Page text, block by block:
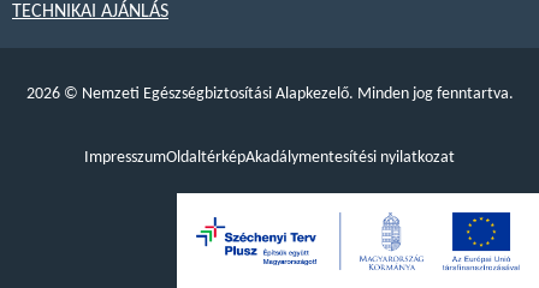
TECHNIKAI AJÁNLÁS
2026 © Nemzeti Egészségbiztosítási Alapkezelő. Minden jog fenntartva.
ImpresszumOldaltérképAkadálymentesítési nyilatkozat